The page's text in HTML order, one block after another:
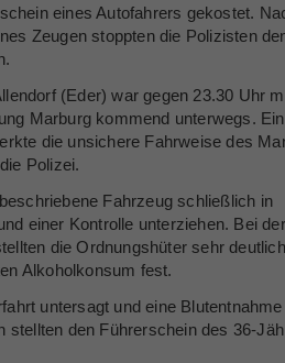
eines Autofahrers gekostet.
Zeugen stoppten die Polizisten
(Eder) war gegen 23.30 Uhr
Marburg kommend unterwegs. Ein
die unsichere Fahrweise des
Polizei.
Fahrzeug schließlich in
einer Kontrolle unterziehen. Bei der
die Ordnungshüter sehr
Alkoholkonsum fest.
untersagt und eine Blutentnahme
stellten den Führerschein des 36-